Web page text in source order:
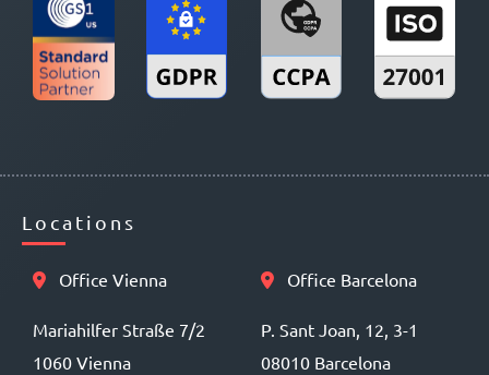
Locations
Office Vienna
Mariahilfer Straße 7/2
1060 Vienna
Office Barcelona
P. Sant Joan, 12, 3-1
08010 Barcelona